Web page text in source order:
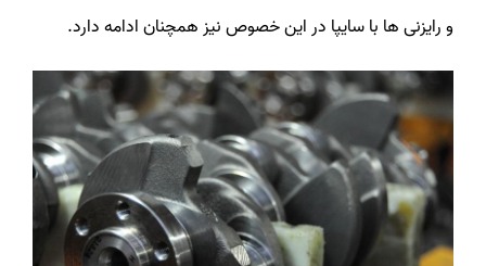
و رایزنی ها با سایپا در این خصوص نیز همچنان ادامه دارد.